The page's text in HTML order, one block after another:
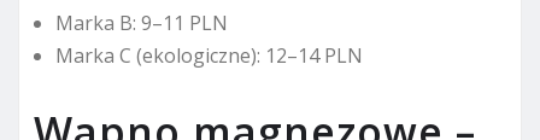
Marka B: 9–11 PLN
Marka C (ekologiczne): 12–14 PLN